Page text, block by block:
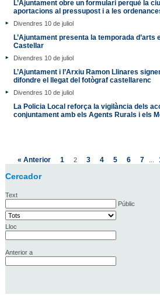
L’Ajuntament obre un formulari perquè la
aportacions al pressupost i a les
Divendres 10 de juliol
L’Ajuntament presenta la temporada d’arts
Castellar
Divendres 10 de juliol
L’Ajuntament i l’Arxiu Ramon Llinares
difondre el llegat del fotògraf castellarenc
Divendres 10 de juliol
La Policia Local reforça la vigilància dels
conjuntament amb els Agents Rurals i els
« Anterior 1 2 3 4 5 6 7
Cercador
Text
Públic
Lloc
Anterior a